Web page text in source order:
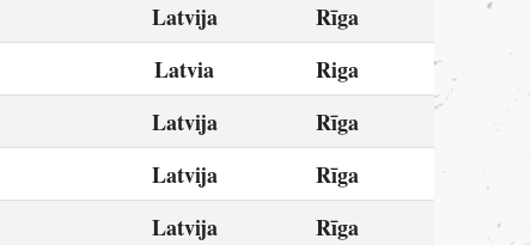
Latvija
Rīga
Latvia
Riga
Latvija
Rīga
Latvija
Rīga
Latvija
Rīga